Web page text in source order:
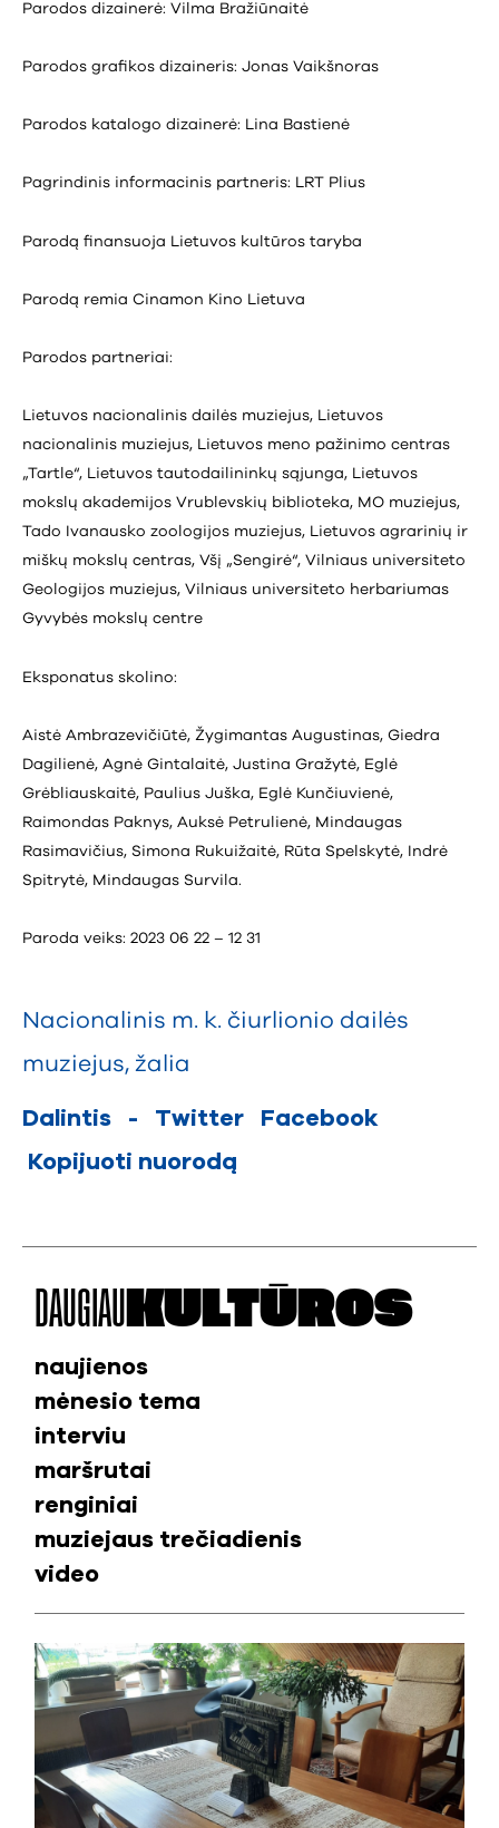
Parodos dizainerė: Vilma Bražiūnaitė
Parodos grafikos dizaineris: Jonas Vaikšnoras
Parodos katalogo dizainerė: Lina Bastienė
Pagrindinis informacinis partneris: LRT Plius
Parodą finansuoja Lietuvos kultūros taryba
Parodą remia Cinamon Kino Lietuva
Parodos partneriai:
Lietuvos nacionalinis dailės muziejus, Lietuvos
nacionalinis muziejus, Lietuvos meno pažinimo centras
„Tartle“, Lietuvos tautodailininkų sąjunga, Lietuvos
mokslų akademijos Vrublevskių biblioteka, MO muziejus,
Tado Ivanausko zoologijos muziejus, Lietuvos agrarinių ir
miškų mokslų centras, Všį „Sengirė“, Vilniaus universiteto
Geologijos muziejus, Vilniaus universiteto herbariumas
Gyvybės mokslų centre
Eksponatus skolino:
Aistė Ambrazevičiūtė, Žygimantas Augustinas, Giedra
Dagilienė, Agnė Gintalaitė, Justina Gražytė, Eglė
Grėbliauskaitė, Paulius Juška, Eglė Kunčiuvienė,
Raimondas Paknys, Auksė Petrulienė, Mindaugas
Rasimavičius, Simona Rukuižaitė, Rūta Spelskytė, Indrė
Spitrytė, Mindaugas Survila.
Paroda veiks: 2023 06 22 – 12 31
Nacionalinis m. k. čiurlionio dailės
muziejus, žalia
Dalintis - Twitter
Facebook
Kopijuoti nuorodą
DAUGIAU KULTŪROS
naujienos
mėnesio tema
interviu
maršrutai
renginiai
muziejaus trečiadienis
video